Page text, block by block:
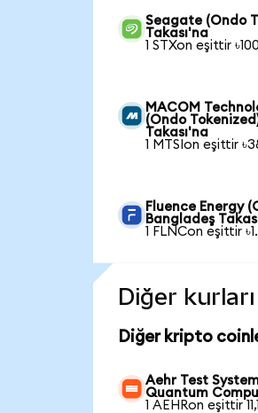
Seagate (Ondo
Takası'na
1 STXon eşittir
MACOM
(Ondo
Takası'na
1 MTSIon eşittir
Fluence Energy
Bangladeş
1 FLNCon eşittir
Diğer
Diğer kripto
Aehr Test
Quantum
1 AEHRon eşittir